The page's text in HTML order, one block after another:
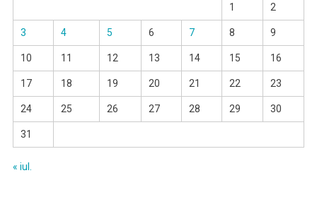
1 2
3 4 5 6 7 8 9
10 11 12 13 14 15 16
17 18 19 20 21 22 23
24 25 26 27 28 29 30
31
« iul.